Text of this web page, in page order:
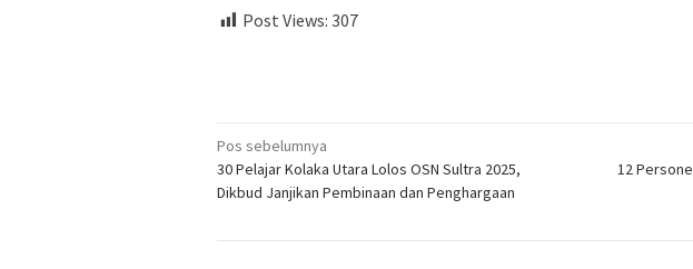
Post Views: 307
Navigasi
pos
Pos sebelumnya
30 Pelajar Kolaka Utara Lolos OSN Sultra 2025,
Dikbud Janjikan Pembinaan dan Penghargaan
12